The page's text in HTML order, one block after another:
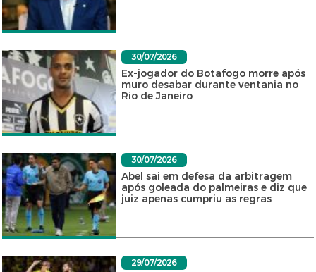
30/07/2026
Ex-jogador do Botafogo morre após
muro desabar durante ventania no
Rio de Janeiro
30/07/2026
Abel sai em defesa da arbitragem
após goleada do palmeiras e diz que
juiz apenas cumpriu as regras
29/07/2026